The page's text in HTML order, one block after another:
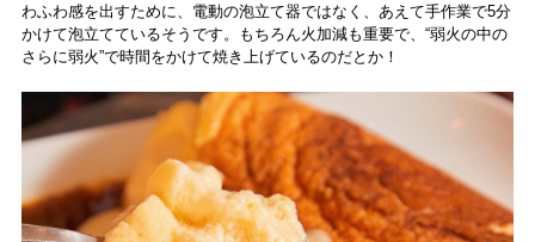
わふわ感を出すために、電動の泡立て器ではなく、あえて手作業で5分
かけて泡立てているそうです。もちろん火加減も重要で、“弱火の中の
さらに弱火”で時間をかけて焼き上げているのだとか！